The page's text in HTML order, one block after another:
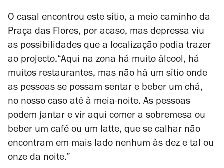
O casal encontrou este sítio, a meio caminho da
Praça das Flores, por acaso, mas depressa viu
as possibilidades que a localização podia trazer
ao projecto.“Aqui na zona há muito álcool, há
muitos restaurantes, mas não há um sítio onde
as pessoas se possam sentar e beber um chá,
no nosso caso até à meia-noite. As pessoas
podem jantar e vir aqui comer a sobremesa ou
beber um café ou um latte, que se calhar não
encontram em mais lado nenhum às dez e tal ou
onze da noite.”